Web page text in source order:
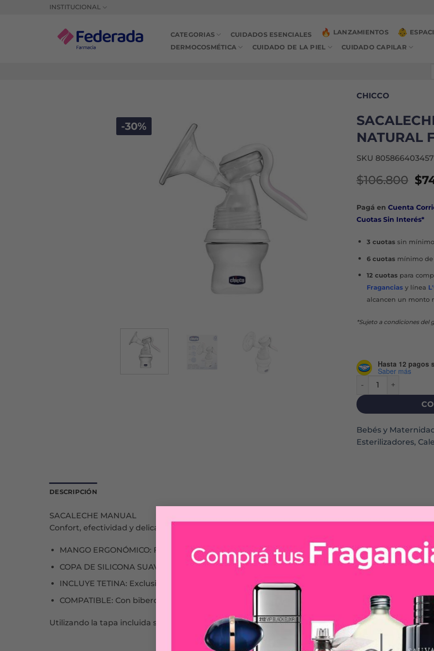
INSTITUCIONAL
CATEGORIAS CUIDADOS ESENCIALES LANZAMIENTOS
DERMOCOSMÉTICA CUIDADO DE LA PIEL CUIDADO CAPILAR
-30%
CHICCO
NATURAL
SKU
$106.800 El
$
Pagá en Cuenta
Cuotas Sin Interés*
3 cuotassin mínimo
6 cuotasmínimo de
12 cuotaspara
Fraganciasy línea
alcancen un monto
*Sujeto a condiciones del
Hasta 12 pagos
Saber más
SACALECHE
Bebés y
Esterilizadores,
DESCRIPCIÓN
SACALECHE MANUAL
Confort, efectividad y delicadeza, el mejor aliado para prolongar la lactancia.
MANGO ERGONÓMICO: Fácil agarre y menor cansancio.
COPA DE SILICONA SUAVE: Se adhiere perfectamente y es delicada con el pecho.
INCLUYE TETINA: Exclusiva tetina inclinada NaturalFeeling.
COMPATIBLE: Con biberones NaturalFeeling y Well-being.
Utilizando la tapa incluida se puede usar como un contenedor o utilizando la tetina se puede